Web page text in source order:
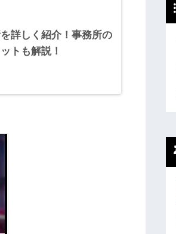
詳しく紹介！事務所の
トも解説！